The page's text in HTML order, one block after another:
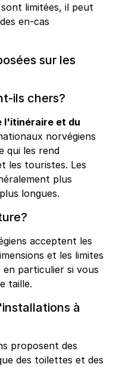
limitées, il peut
en-cas
sur les
ils chers?
l'itinéraire et du
norvégiens
qui les rend
les touristes. Les
plus
longues.
acceptent les
et les limites
particulier si vous
taille.
à
proposent des
des toilettes et des